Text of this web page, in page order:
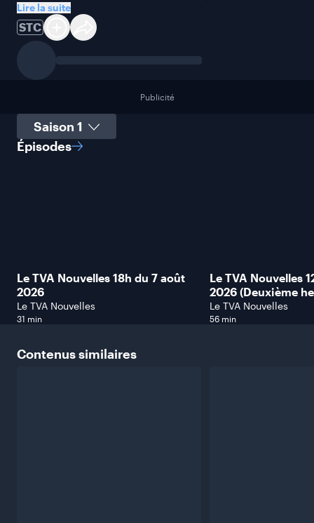
Lire la suite
STC
Publicité
Sélectionner une saison
Épisodes
Le TVA Nouvelles 18h du 7 août
2026
Le TVA Nouvelles
31 min
Le TVA Nouvelles
2026 (Deuxième
Le TVA Nouvelles
56 min
Contenussimilaires